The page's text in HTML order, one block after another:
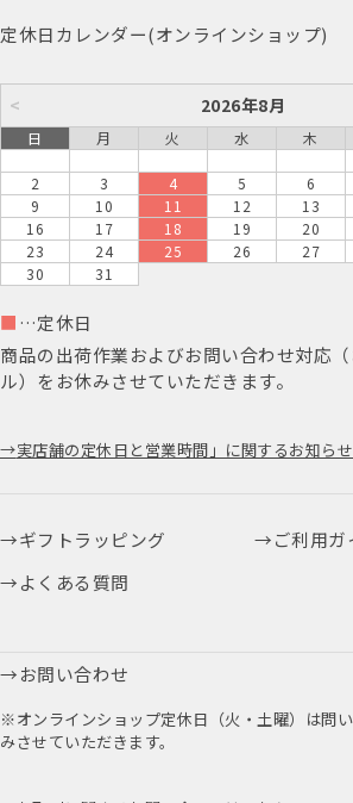
定休日カレンダー(オンラインショップ)
< 2026年8月
日 月 火 水 木
2
3 4 5 6
9
10 11 12 13
16
17 18 19 20
23
24 25 26 27
30
31
■ …定休日
商品の出荷作業およびお問い合わせ対応
ル）をお休みさせていただきます。
実店舗の定休日と営業時間」に関するお知ら
ギフトラッピング
ご利用ガ
よくある質問
お問い合わせ
※オンラインショップ定休日（火・土曜）は問
みさせていただきます。